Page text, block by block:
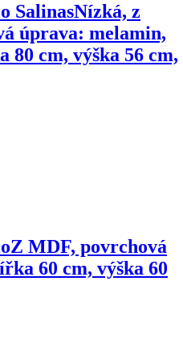
SalinasNízká, z
úprava: melamin,
80 cm, výška 56 cm,
Z MDF, povrchová
60 cm, výška 60